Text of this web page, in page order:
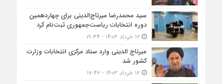
سید محمدرضا میرتاج‌الدینی برای چهاردهمین
دوره انتخابات ریاست‌جمهوری ثبت‌نام کرد
۱۲ خرداد ۱۴۰۳ - ۱۹:۳۴
میرتاج الدینی وارد ستاد مرکزی انتخابات وزارت
کشور شد
۱۲ خرداد ۱۴۰۳ - ۱۷:۴۲